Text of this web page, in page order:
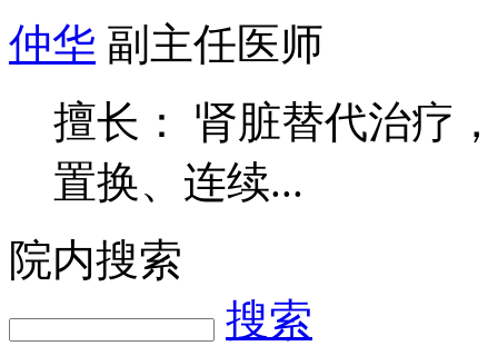
仲华 副主任医师
擅长： 肾脏替代治疗
置换、连续...
院内搜索
搜索